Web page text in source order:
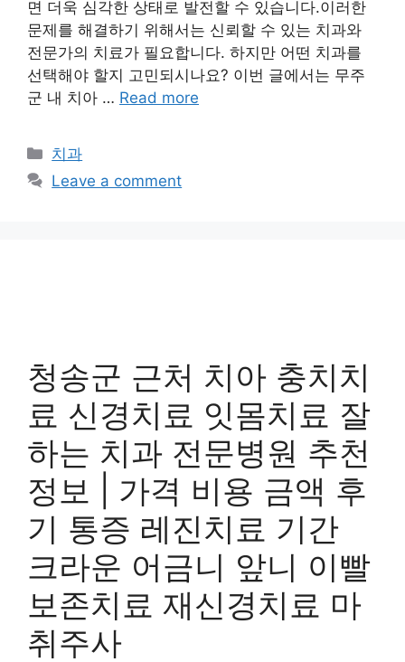
면 더욱 심각한 상태로 발전할 수 있습니다.이러한
문제를 해결하기 위해서는 신뢰할 수 있는 치과와
전문가의 치료가 필요합니다. 하지만 어떤 치과를
선택해야 할지 고민되시나요? 이번 글에서는 무주
군 내 치아 … Read more
Categories
치과
Leave a comment
청송군 근처 치아 충치치
료 신경치료 잇몸치료 잘
하는 치과 전문병원 추천
정보 | 가격 비용 금액 후
기 통증 레진치료 기간
크라운 어금니 앞니 이빨
보존치료 재신경치료 마
취주사